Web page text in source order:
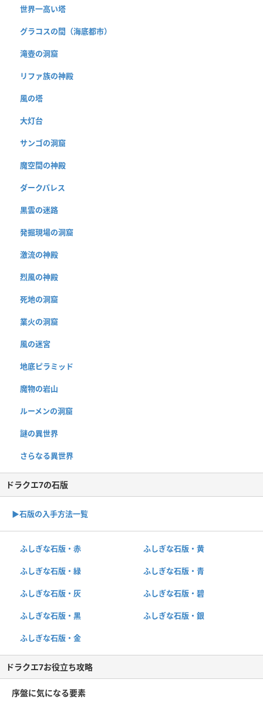
世界一高い塔
グラコスの間（海底都市）
滝壺の洞窟
リファ族の神殿
風の塔
大灯台
サンゴの洞窟
魔空間の神殿
ダークパレス
黒雲の迷路
発掘現場の洞窟
激流の神殿
烈風の神殿
死地の洞窟
業火の洞窟
風の迷宮
地底ピラミッド
魔物の岩山
ルーメンの洞窟
謎の異世界
さらなる異世界
ドラクエ7の石版
▶︎石版の入手方法一覧
ふしぎな石版・赤 ふしぎな石版・黄
ふしぎな石版・緑 ふしぎな石版・青
ふしぎな石版・灰 ふしぎな石版・碧
ふしぎな石版・黒 ふしぎな石版・銀
ふしぎな石版・金
ドラクエ7お役立ち攻略
序盤に気になる要素